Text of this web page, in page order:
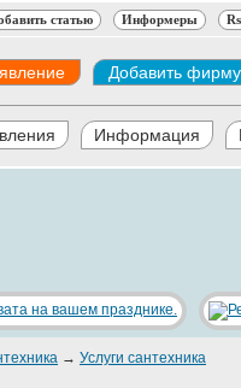
статью Информеры
Добавить фирму
Информация
→ Услуги сантехника